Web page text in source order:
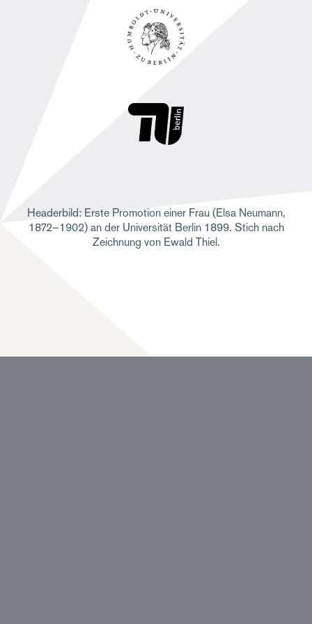
Headerbild: Erste Promotion einer Frau (Elsa Neumann,
1872–1902) an der Universität Berlin 1899. Stich nach
Zeichnung von Ewald Thiel.